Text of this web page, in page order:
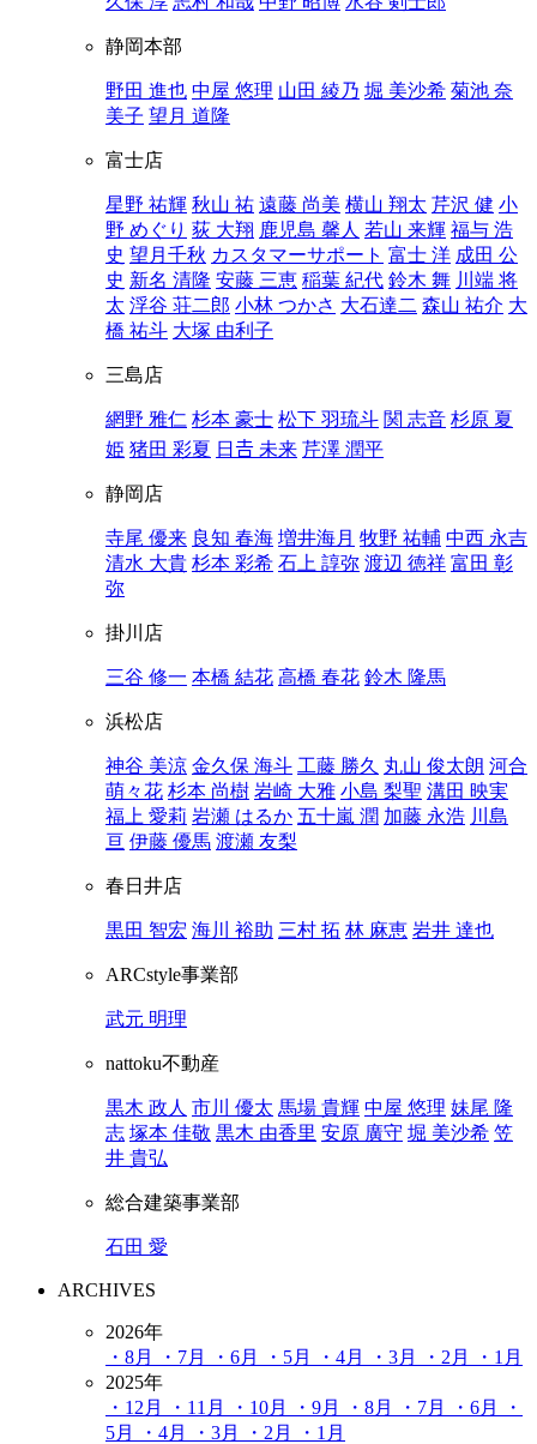
静岡本部
野田 進也 中屋 悠理 山田 綾乃 堀 美沙希 菊池 奈
美子 望月 道隆
富士店
星野 祐輝 秋山 祐 遠藤 尚美 横山 翔太 芹沢 健 小
野 めぐり 荻 大翔 鹿児島 馨人 若山 来輝 福与 浩
史 望月千秋 カスタマーサポート 富士 洋 成田 公
史 新名 清隆 安藤 三恵 稲葉 紀代 鈴木 舞 川端 将
太 浮谷 荘二郎 小林 つかさ 大石達二 森山 祐介 大
橋 祐斗 大塚 由利子
三島店
網野 雅仁 杉本 豪士 松下 羽琉斗 関 志音 杉原 夏
姫 猪田 彩夏 日𠮷 未来 芹澤 潤平
静岡店
寺尾 優来 良知 春海 増井海月 牧野 祐輔 中西 永吉
清水 大貴 杉本 彩希 石上 諄弥 渡辺 徳祥 富田 彰
弥
掛川店
三谷 修一 本橋 結花 高橋 春花 鈴木 隆馬
浜松店
神谷 美涼 金久保 海斗 工藤 勝久 丸山 俊太朗 河合
萌々花 杉本 尚樹 岩崎 大雅 小島 梨聖 溝田 映実
福上 愛莉 岩瀬 はるか 五十嵐 潤 加藤 永浩 川島
亘 伊藤 優馬 渡瀬 友梨
春日井店
黒田 智宏 海川 裕助 三村 拓 林 麻恵 岩井 達也
ARCstyle事業部
武元 明理
nattoku不動産
黒木 政人 市川 優太 馬場 貴輝 中屋 悠理 妹尾 隆
志 塚本 佳敬 黒木 由香里 安原 廣守 堀 美沙希 笠
井 貴弘
総合建築事業部
石田 愛
ARCHIVES
2026年
・8月
・7月 ・6月 ・5月 ・4月 ・3月 ・2月
・1月
2025年
・12月
・11月 ・10月 ・9月 ・8月 ・7月 ・6月
・
5月
・4月 ・3月 ・2月
・1月